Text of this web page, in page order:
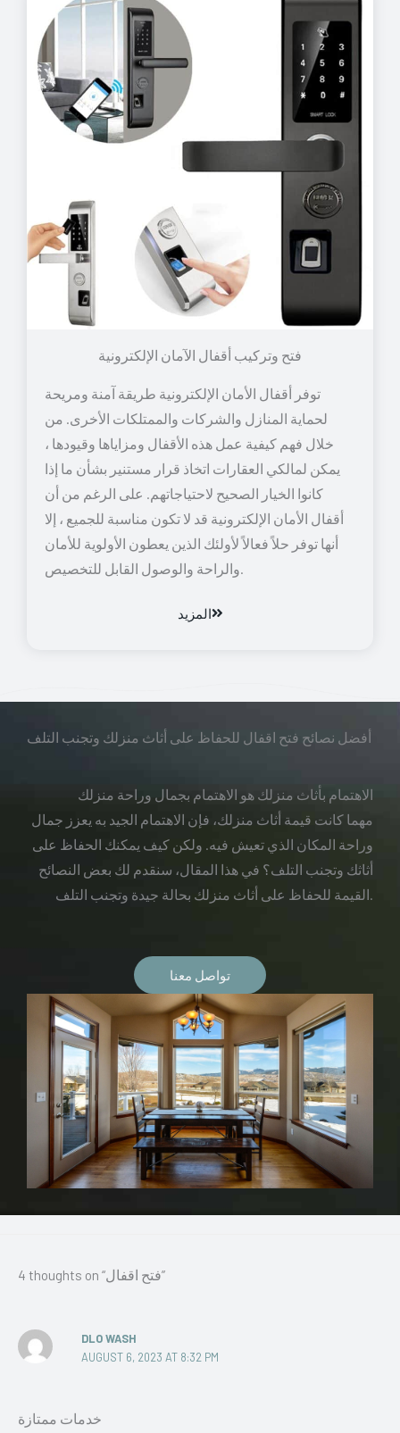
توفر أقفال الأمان الإلكترونية طريقة آمنة ومريحة
لحماية المنازل والشركات والممتلكات الأخرى. من
خلال فهم كيفية عمل هذه الأقفال ومزاياها وقيودها ،
يمكن لمالكي العقارات اتخاذ قرار مستنير بشأن ما إذا
كانوا الخيار الصحيح لاحتياجاتهم. على الرغم من أن
أقفال الأمان الإلكترونية قد لا تكون مناسبة للجميع ، إلا
أنها توفر حلاً فعالاً لأولئك الذين يعطون الأولوية للأمان
والراحة والوصول القابل للتخصيص.
المزيد
أفضل نصائح فتح اقفال للحفاظ على أثاث منزلك وتجنب التلف
الاهتمام بأثاث منزلك هو الاهتمام بجمال وراحة منزلك
مهما كانت قيمة أثاث منزلك، فإن الاهتمام الجيد به يعزز جمال
وراحة المكان الذي تعيش فيه. ولكن كيف يمكنك الحفاظ على
أثاثك وتجنب التلف؟ في هذا المقال، سنقدم لك بعض النصائح
القيمة للحفاظ على أثاث منزلك بحالة جيدة وتجنب التلف.
تواصل معنا
4 thoughts on “فتح اقفال”
DLO WASH
AUGUST 6, 2023 AT 8:32 PM
خدمات ممتازة